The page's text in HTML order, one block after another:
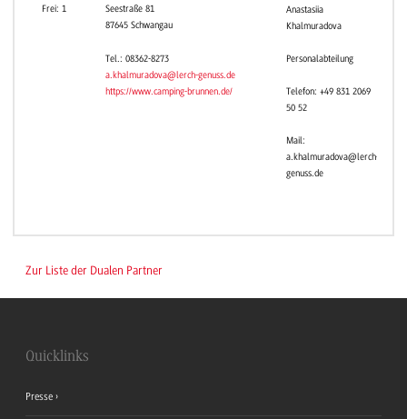
Frei: 1
Seestraße 81
87645 Schwangau
Tel.: 08362-8273
a.khalmuradova@lerch-genuss.de
https://www.camping-brunnen.de/
Anastasiia
Khalmuradova
Personalabteilung
Telefon: +49 831 2069
50 52
Mail:
a.khalmuradova@lerch-
genuss.de
Zur Liste der Dualen Partner
Quicklinks
Presse